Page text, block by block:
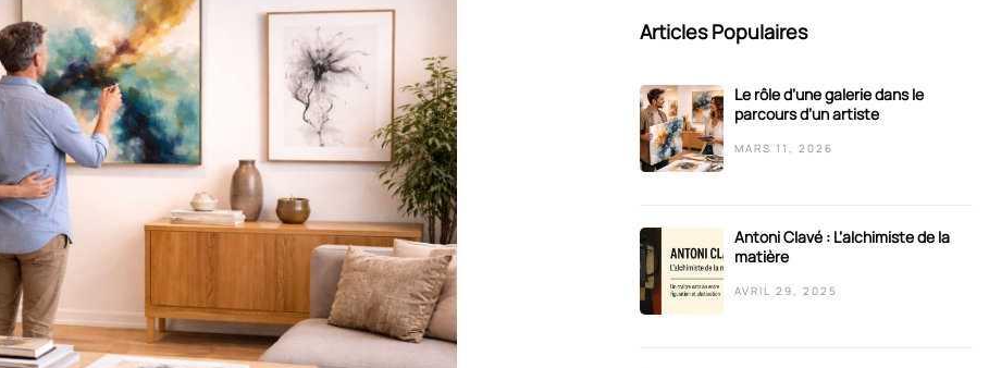
Articles Populaires
Le rôle d’une galerie dans le
parcours d’un artiste
MARS 11, 2026
Antoni Clavé : L’alchimiste de la
matière
AVRIL 29, 2025